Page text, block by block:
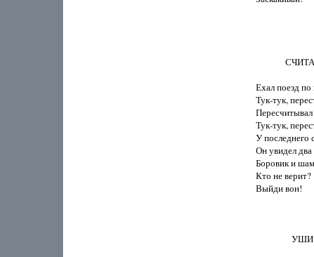
Ехал поезд
Тук-тук,
Тук-тук,
У последнего
Он увидел два
Боровик и
Кто не верит?
Выйди вон!
                 УШИ